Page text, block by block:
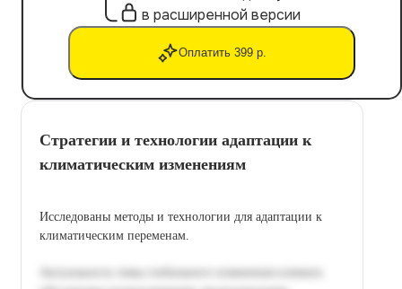
в расширенной версии
Оплатить 399 р.
Стратегии и технологии адаптации к
климатическим изменениям
Исследованы методы и технологии для адаптации к
климатическим переменам.